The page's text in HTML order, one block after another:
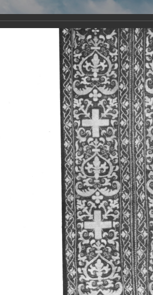
Сайт
Наследники
Галерея Храмы-мученики
Свято-
Свято-Троицкий собор Архангельска